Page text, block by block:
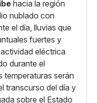
hacia la región
nublado con
el día, lluvias que
fuertes y
eléctrica
durante el
temperaturas serán
transcurso del día y
sobre el Estado